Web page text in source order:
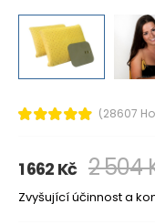
(28607
1 662 Kč 2 504
Zvyšující účinnost a